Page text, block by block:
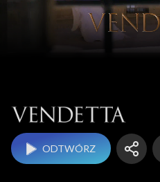
ODTWÓRZ